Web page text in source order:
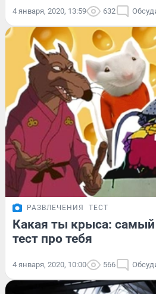
4 января, 2020, 13:59 632
РАЗВЛЕЧЕНИЯ ТЕСТ
Какая ты крыса: самый
тест про тебя
4 января, 2020, 10:00 566